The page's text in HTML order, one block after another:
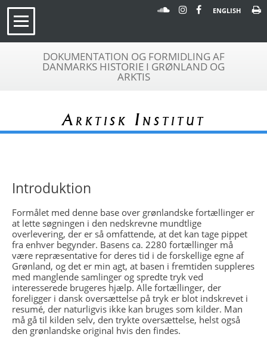
ENGLISH
DOKUMENTATION OG FORMIDLING AF
DANMARKS HISTORIE I GRØNLAND OG
ARKTIS
Arktisk Institut
Introduktion
Formålet med denne base over grønlandske fortællinger er
at lette søgningen i den nedskrevne mundtlige
overlevering, der er så omfattende, at det kan tage pippet
fra enhver begynder. Basens ca. 2280 fortællinger må
være repræsentative for deres tid i de forskellige egne af
Grønland, og det er min agt, at basen i fremtiden suppleres
med manglende samlinger og spredte tryk ved
interesserede brugeres hjælp. Alle fortællinger, der
foreligger i dansk oversættelse på tryk er blot indskrevet i
resumé, der naturligvis ikke kan bruges som kilder. Man
må gå til kilden selv, den trykte oversættelse, helst også
den grønlandske original hvis den findes.